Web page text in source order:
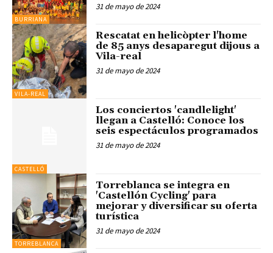
BURRIANA
31 de mayo de 2024
VILA-REAL
Rescatat en helicòpter l'home
de 85 anys desaparegut dijous a
Vila-real
31 de mayo de 2024
CASTELLÓ
Los conciertos 'candlelight'
llegan a Castelló: Conoce los
seis espectáculos programados
31 de mayo de 2024
TORREBLANCA
Torreblanca se integra en
'Castellón Cycling' para
mejorar y diversificar su oferta
turística
31 de mayo de 2024